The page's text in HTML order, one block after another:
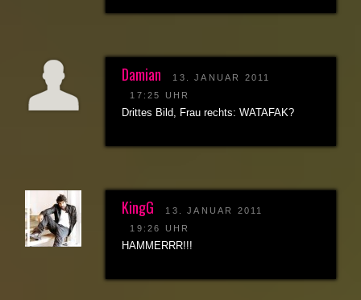
Damian
13. JANUAR 2011
17:25 UHR
Drittes Bild, Frau rechts: WATAFAK?
KingG
13. JANUAR 2011
19:26 UHR
HAMMERRR!!!